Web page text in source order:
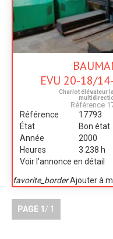
Chariot élévateur
EVU 20-18/
Référence
Référence
17793
État
Bon état
Année
2000
Heures
3 238 h
Voir l'annonce en détail
favorite_borderAjouter à
PAGE 1 / 1